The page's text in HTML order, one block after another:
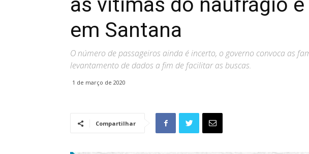
em Santana
O número de passageiros ainda é incerto, o governo convoca as
levantamento de dados a fim de facilitar as buscas.
1 de março de 2020
Compartilhar